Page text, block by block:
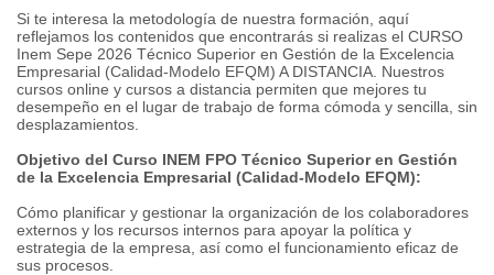
Si te interesa la metodología de nuestra formación, aquí
reflejamos los contenidos que encontrarás si realizas el CURSO
Inem Sepe 2026 Técnico Superior en Gestión de la Excelencia
Empresarial (Calidad-Modelo EFQM) A DISTANCIA. Nuestros
cursos online y cursos a distancia permiten que mejores tu
desempeño en el lugar de trabajo de forma cómoda y sencilla, sin
desplazamientos.
Objetivo del Curso INEM FPO Técnico Superior en Gestión
de la Excelencia Empresarial (Calidad-Modelo EFQM):
Cómo planificar y gestionar la organización de los colaboradores
externos y los recursos internos para apoyar la política y
estrategia de la empresa, así como el funcionamiento eficaz de
sus procesos.